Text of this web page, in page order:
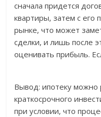
сначала придется
квартиры, затем с
рынке, что может
сделки, и лишь после
оценивать прибыль.
Вывод: ипотеку можно
краткосрочного
при условии, что